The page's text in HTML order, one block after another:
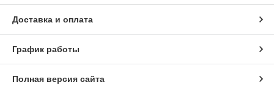
Доставка и оплата
График работы
Полная версия сайта